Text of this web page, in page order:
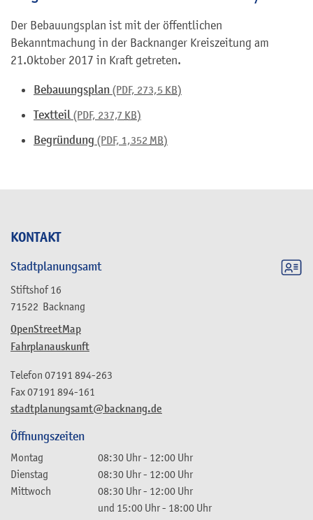
KONTAKT
Stadtplanungsamt
Stiftshof 16
71522 Backnang
OpenStreetMap
Fahrplanauskunft
stadtplanungsamt@backnang.de
Telefon 07191 894-263
Fax07191 894-161
Öffnungszeiten
Montag 08:30 Uhr- 12:00 Uhr
Dienstag
08:30 Uhr- 12:00 Uhr
Mittwoch
08:30 Uhr- 12:00 Uhr
und 15:00 Uhr- 18:00 Uhr
Der Bebauungsplan ist mit der öffentlichen
Bekanntmachung in der Backnanger Kreiszeitung am
21.Oktober 2017 in Kraft getreten.
Bebauungsplan (PDF, 273,5KB)
Textteil (PDF, 237,7KB)
Begründung (PDF, 1,352MB)